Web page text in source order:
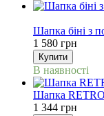
Шапка біні з
1 580 грн
Купити
В наявності
Шапка RETRO
1 344 грн